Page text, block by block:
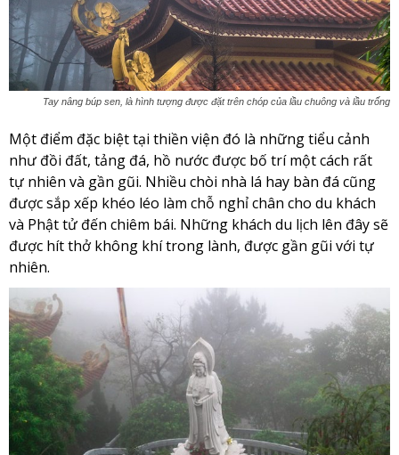
Tay nâng búp sen, là hình tượng được đặt trên chóp của lầu chuông và lầu trống
Một điểm đặc biệt tại thiền viện đó là những tiểu cảnh
như đồi đất, tảng đá, hồ nước được bố trí một cách rất
tự nhiên và gần gũi. Nhiều chòi nhà lá hay bàn đá cũng
được sắp xếp khéo léo làm chỗ nghỉ chân cho du khách
và Phật tử đến chiêm bái. Những khách du lịch lên đây sẽ
được hít thở không khí trong lành, được gần gũi với tự
nhiên.